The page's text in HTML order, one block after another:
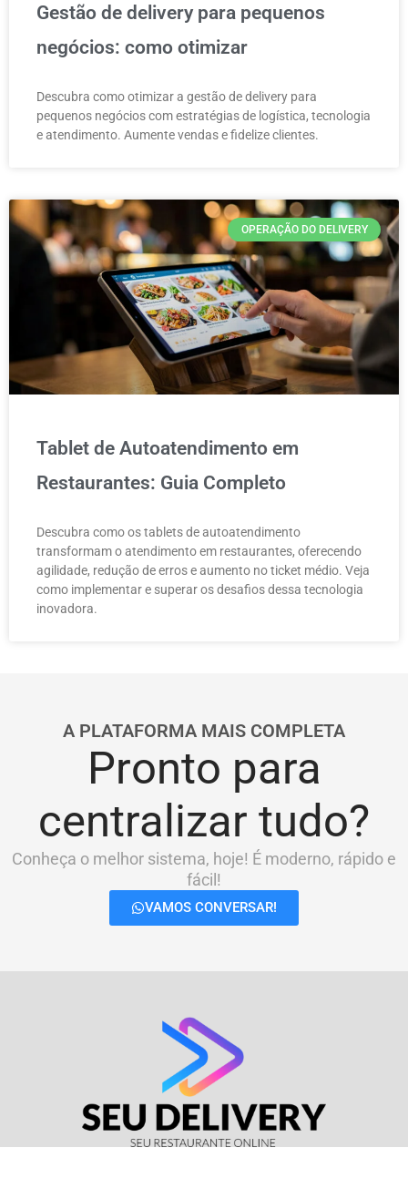
Gestão de delivery para pequenos
negócios: como otimizar
Descubra como otimizar a gestão de delivery para
pequenos negócios com estratégias de logística, tecnologia
e atendimento. Aumente vendas e fidelize clientes.
OPERAÇÃO DO DELIVERY
Tablet de Autoatendimento em
Restaurantes: Guia Completo
Descubra como os tablets de autoatendimento
transformam o atendimento em restaurantes, oferecendo
agilidade, redução de erros e aumento no ticket médio. Veja
como implementar e superar os desafios dessa tecnologia
inovadora.
A PLATAFORMA MAIS COMPLETA
Pronto para
centralizar tudo?
Conheça o melhor sistema, hoje! É moderno, rápido e
fácil!
VAMOS CONVERSAR!